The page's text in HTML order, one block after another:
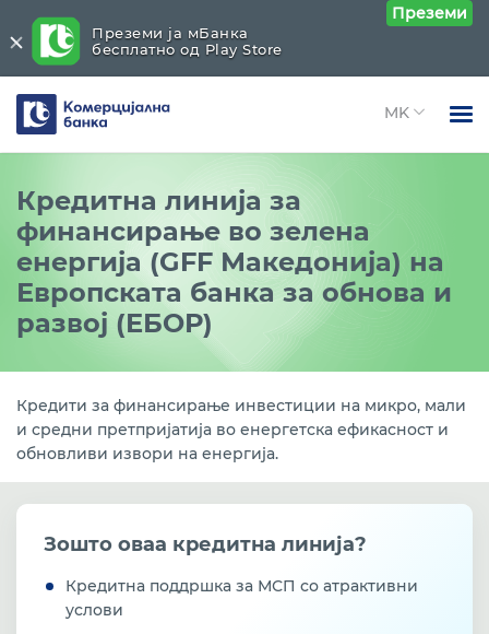
Open
Правни лица
Open
За нас
Блог
Close submenu (Кредитни линии)
Кредитни линии
Зелен финансиски фонд (GFF Македонија) на
ЕБОР
Кредитна линија за финансирање на инвестиции
и развој на приватни трговски друштва преку
Кредитна линија за кредитирање на развојот на
микро, мали и средни претпријатија, поддршка на
извозот и за трајни обртни средства преку РБСМ
Кредити од ЗКДФ - проект за финансиски услуги
Проект кредитирање на МСП за отварање на нови
вработување на РСМ, а со посредство на РБСМ
Комерцијална
банка
Кредитна линија зa
финансирање во зелена
енергија (GFF Македонија) на
Европската банка за обнова и
развој (ЕБОР)
Кредити за финансирање инвестиции на микро, мали
и средни претпријатија во енергетска ефикасност и
обновливи извори на енергија.
Зошто оваа кредитна линија?
Кредитна поддршка за МСП со атрактивни
услови
Преземи ја мБанка
бесплатно од Play Store
Преземи